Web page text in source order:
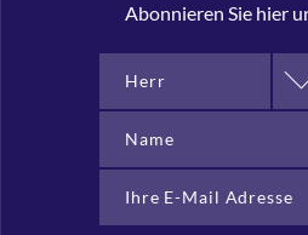
Abonnieren Sie hier
Herr